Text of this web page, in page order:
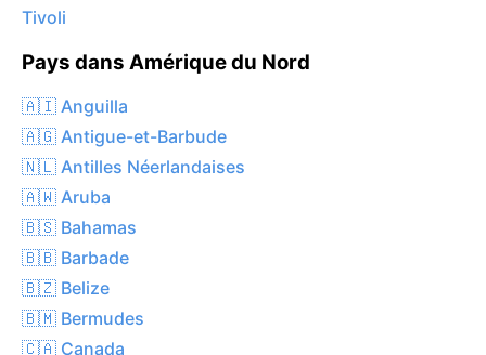
Tivoli
Pays dans Amérique du Nord
🇦🇮 Anguilla
🇦🇬 Antigue-et-Barbude
🇳🇱 Antilles Néerlandaises
🇦🇼 Aruba
🇧🇸 Bahamas
🇧🇧 Barbade
🇧🇿 Belize
🇧🇲 Bermudes
🇨🇦 Canada